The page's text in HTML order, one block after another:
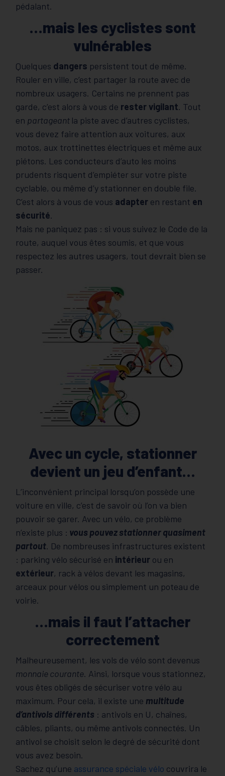
pédalant.
…mais les cyclistes sont
vulnérables
Quelques dangers persistent tout de même.
Rouler en ville, c’est partager la route avec de
nombreux usagers. Certains ne prennent pas
garde, c’est alors à vous de rester vigilant. Tout
en partageant la piste avec d’autres cyclistes,
vous devez faire attention aux voitures, aux
motos, aux trottinettes électriques et même aux
piétons. Les conducteurs d’auto les moins
prudents risquent d’empiéter sur votre piste
cyclable, ou même d’y stationner en double file.
C’est alors à vous de vous adapter en restant en
sécurité.
Mais ne paniquez pas : si vous suivez le Code de la
route, auquel vous êtes soumis, et que vous
respectez les autres usagers, tout devrait bien se
passer.
Avec un cycle, stationner
devient un jeu d’enfant…
L’inconvénient principal lorsqu’on possède une
voiture en ville, c’est de savoir où l’on va bien
pouvoir se garer. Avec un vélo, ce problème
n’existe plus : vous pouvez stationner quasiment
partout. De nombreuses infrastructures existent
: parking vélo sécurisé en intérieur ou en
extérieur, rack à vélos devant les magasins,
arceaux pour vélos ou simplement un poteau de
voirie.
…mais il faut l’attacher
correctement
Malheureusement, les vols de vélo sont devenus
monnaie courante. Ainsi, lorsque vous stationnez,
vous êtes obligés de sécuriser votre vélo au
maximum. Pour cela, il existe une multitude
d’antivols différents : antivols en U, chaînes,
câbles, pliants, ou même antivols connectés. Un
antivol se choisit selon le degré de sécurité dont
vous avez besoin.
Sachez qu’une assurance spéciale vélo couvrira le